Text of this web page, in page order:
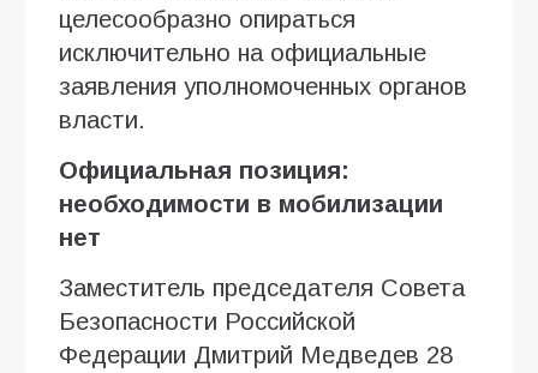
целесообразно опираться
исключительно на официальные
заявления уполномоченных органов
власти.
Официальная позиция:
необходимости в мобилизации
нет
Заместитель председателя Совета
Безопасности Российской
Федерации Дмитрий Медведев 28